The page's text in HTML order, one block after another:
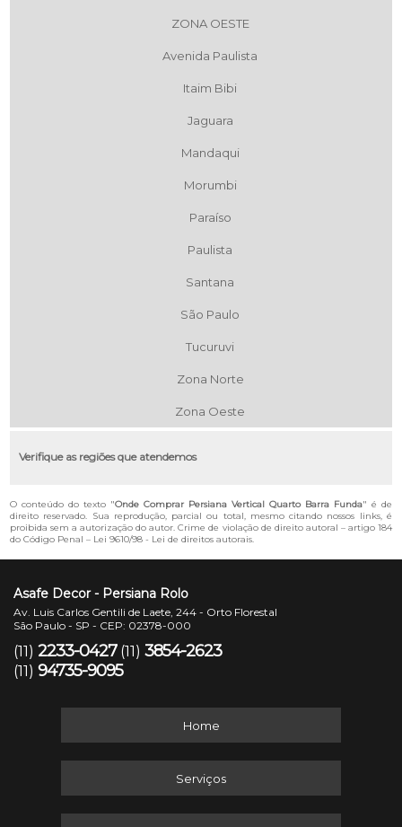
ZONA OESTE
Avenida Paulista
Itaim Bibi
Jaguara
Mandaqui
Morumbi
Paraíso
Paulista
Santana
São Paulo
Tucuruvi
Zona Norte
Zona Oeste
Verifique as regiões que atendemos
O conteúdo do texto "Onde Comprar Persiana Vertical Quarto Barra Funda" é de
direito reservado. Sua reprodução, parcial ou total, mesmo citando nossos links, é
proibida sem a autorização do autor. Crime de violação de direito autoral – artigo 184
do Código Penal – Lei 9610/98 - Lei de direitos autorais.
Asafe Decor - Persiana Rolo
Av. Luis Carlos Gentili de Laete, 244 - Orto Florestal
São Paulo - SP - CEP: 02378-000
(11) 2233-0427 (11) 3854-2623
(11) 94735-9095
Home
Serviços